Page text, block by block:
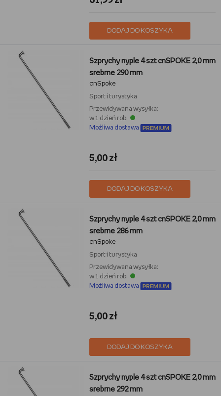
DODAJ DO KOSZYKA
Szprychy nyple 4 szt cnSPOKE 2,0 mm
srebrne 290 mm
cnSpoke
Sport i turystyka
Przewidywana wysyłka:
w 1 dzień rob.
Możliwa dostawa
5,00 zł
DODAJ DO KOSZYKA
Szprychy nyple 4 szt cnSPOKE 2,0 mm
srebrne 286 mm
cnSpoke
Sport i turystyka
Przewidywana wysyłka:
w 1 dzień rob.
Możliwa dostawa
5,00 zł
DODAJ DO KOSZYKA
Szprychy nyple 4 szt cnSPOKE 2,0 mm
srebrne 292 mm